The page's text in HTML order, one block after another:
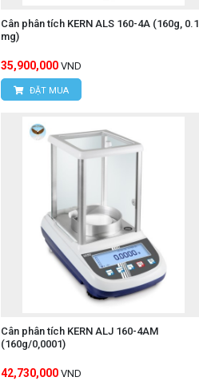
Cân phân tích KERN ALS 160-4A (160g, 0.1
mg)
35,900,000 VND
ĐẶT MUA
Cân phân tích KERN ALJ 160-4AM
(160g/0,0001)
42,730,000 VND